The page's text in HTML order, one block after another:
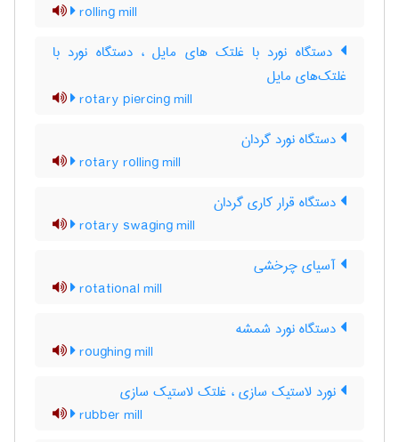
rolling mill
دستگاه نورد با غلتک های مایل ، دستگاه نورد با
غلتک‌های مایل
rotary piercing mill
دستگاه نورد گردان
rotary rolling mill
دستگاه قرار کاری گردان
rotary swaging mill
آسیای چرخشی
rotational mill
دستگاه نورد شمشه
roughing mill
نورد لاستیک سازی ، غلتک لاستیک سازی
rubber mill